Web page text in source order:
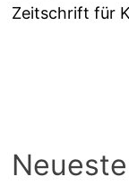
Zeitschrift für